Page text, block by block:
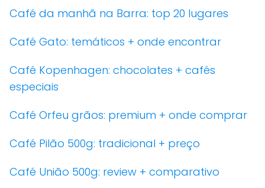
Café da manhã na Barra: top 20 lugares
Café Gato: temáticos + onde encontrar
Café Kopenhagen: chocolates + cafés
especiais
Café Orfeu grãos: premium + onde comprar
Café Pilão 500g: tradicional + preço
Café União 500g: review + comparativo